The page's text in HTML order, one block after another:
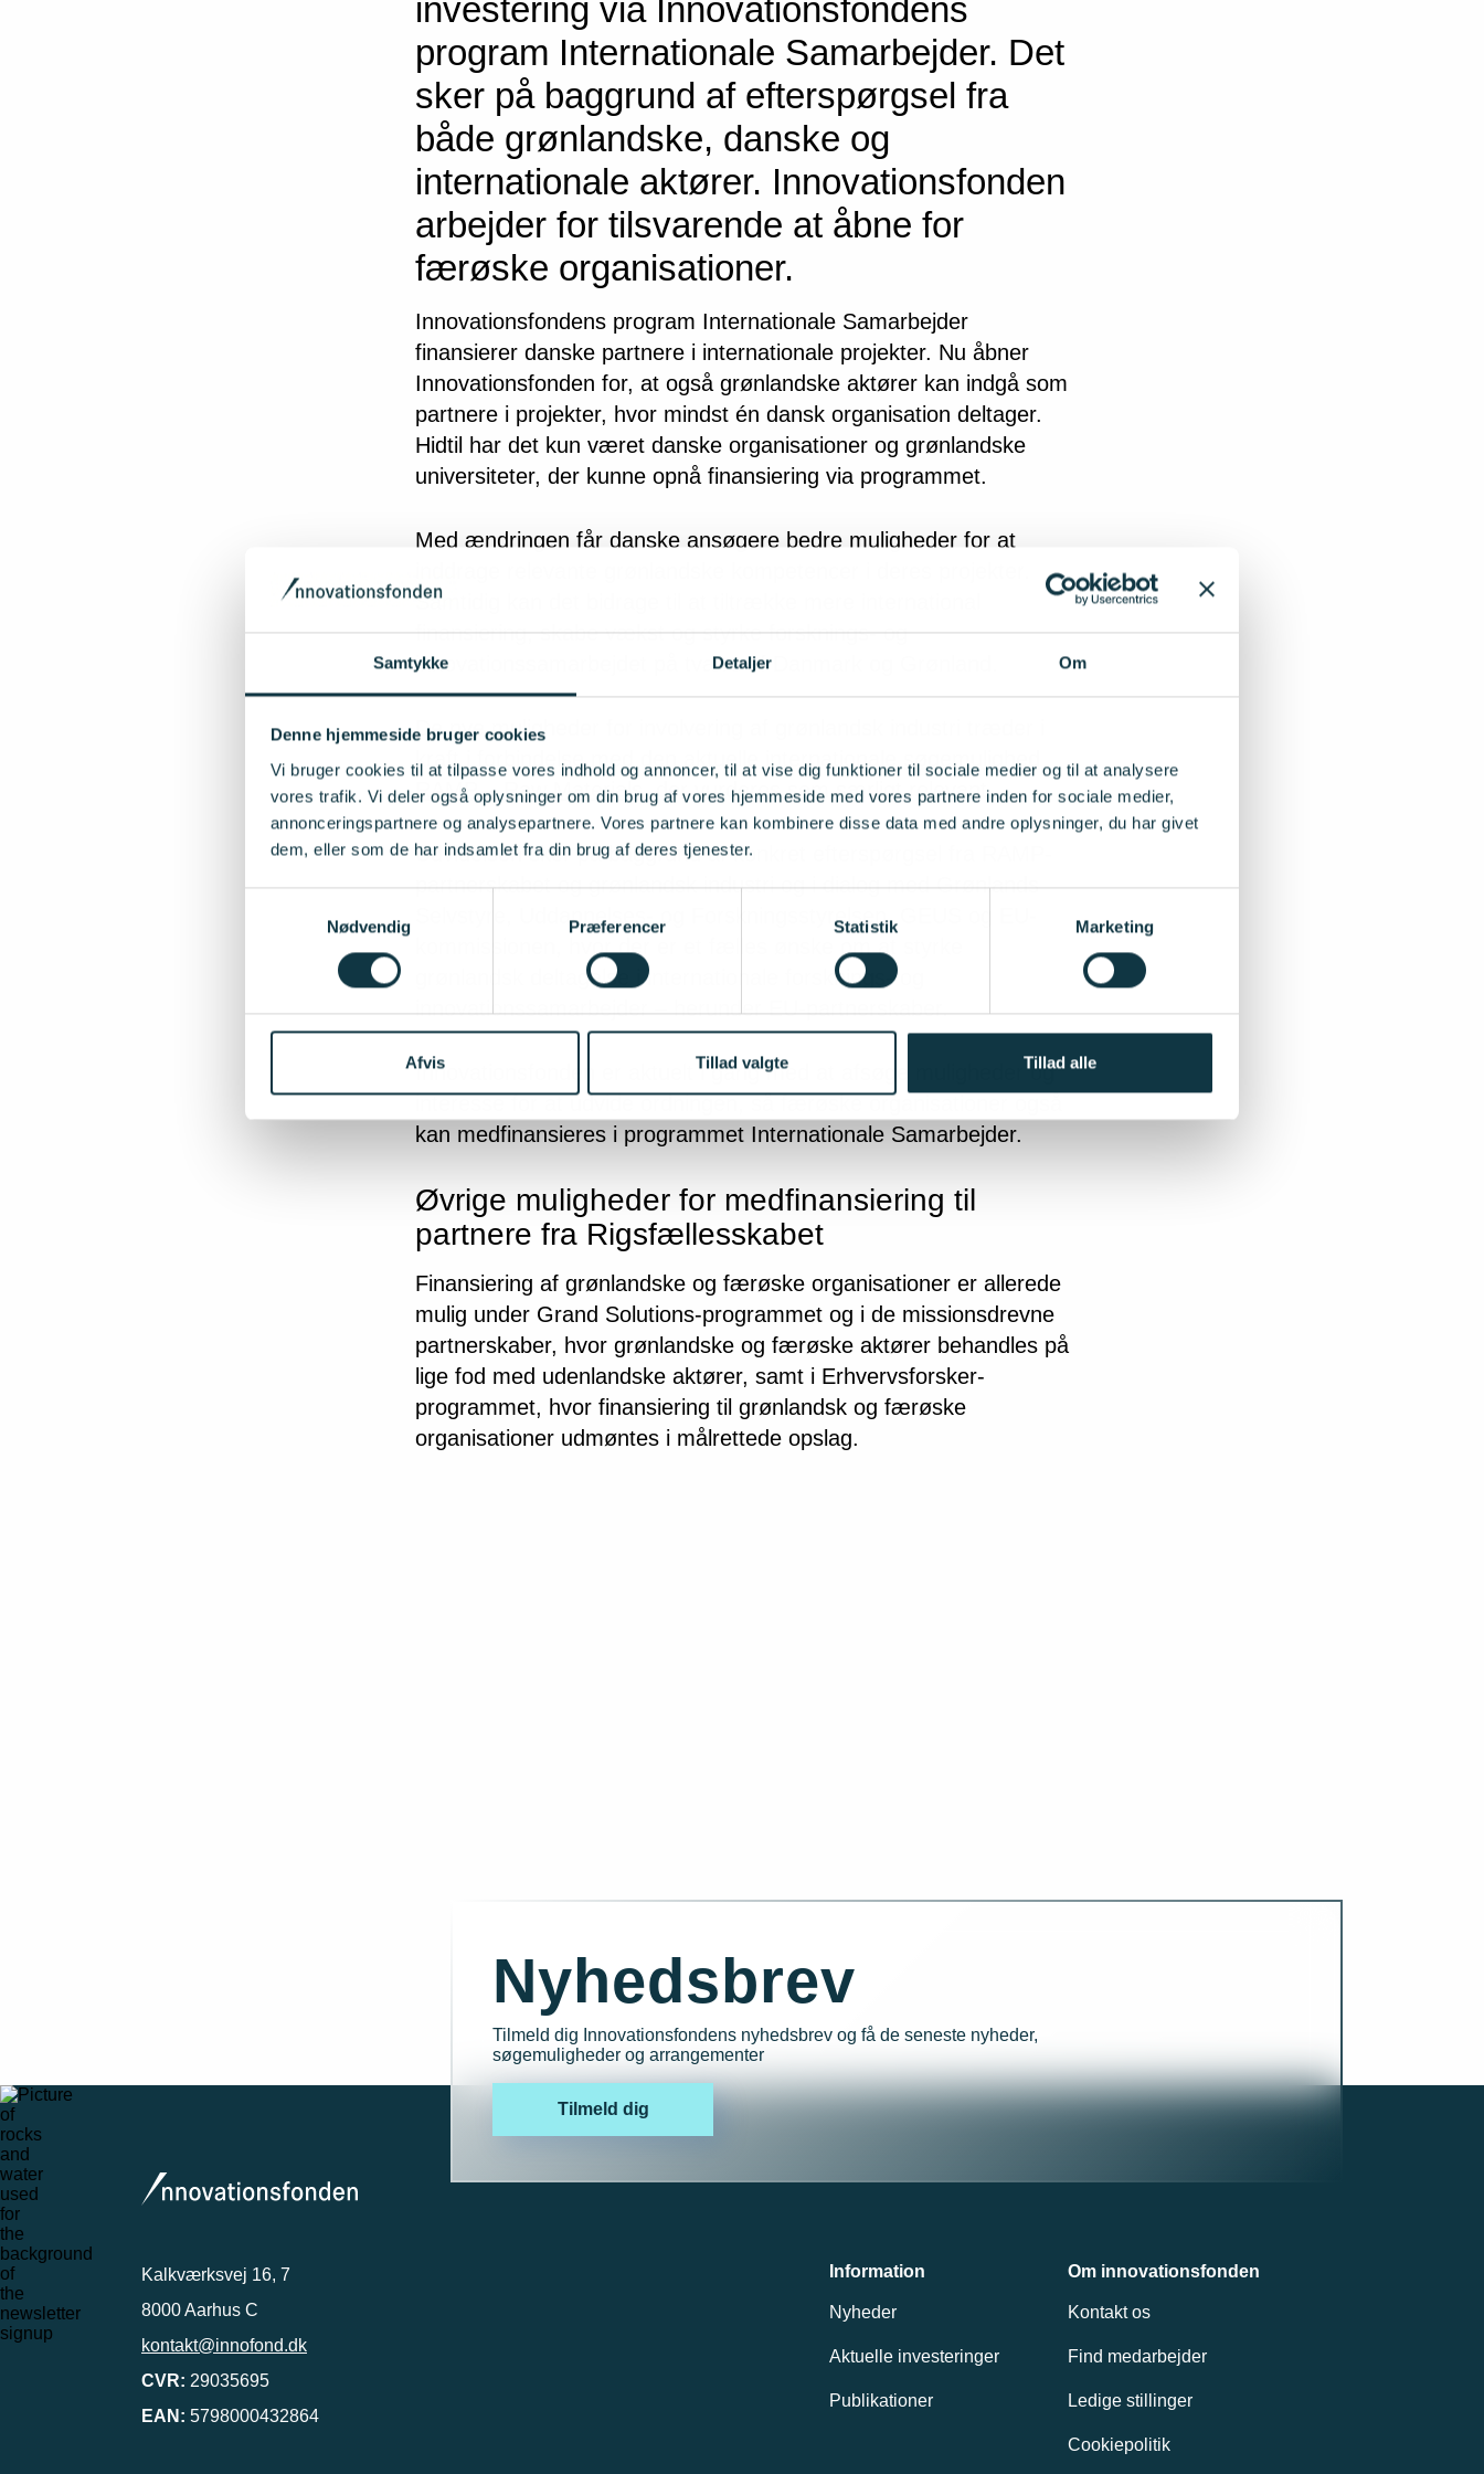
Samtykke Detaljer Om
Denne hjemmeside bruger cookies
Vi bruger cookies til at tilpasse vores indhold og annoncer, til at vise dig funktioner til sociale medier og til at analysere
vores trafik. Vi deler også oplysninger om din brug af vores hjemmeside med vores partnere inden for sociale medier,
annonceringspartnere og analysepartnere. Vores partnere kan kombinere disse data med andre oplysninger, du har givet
dem, eller som de har indsamlet fra din brug af deres tjenester.
Nødvendig
Præferencer Statistik Marketing
Afvis Tillad valgte Tillad alle
investering via Innovationsfondens
program Internationale Samarbejder. Det
sker på baggrund af efterspørgsel fra
både grønlandske, danske og
internationale aktører. Innovationsfonden
arbejder for tilsvarende at åbne for
færøske organisationer.
Innovationsfondens program Internationale Samarbejder
finansierer danske partnere i internationale projekter. Nu åbner
Innovationsfonden for, at også grønlandske aktører kan indgå som
partnere i projekter, hvor mindst én dansk organisation deltager.
Hidtil har det kun været danske organisationer og grønlandske
universiteter, der kunne opnå finansiering via programmet.
Med ændringen får danske ansøgere bedre muligheder for at
Samtidig kan det bidrage til at tiltrække mere international
finansiering, skabe vækst og styrke forsknings- og
innovationssamarbejdet på tværs af Danmark og Grønland.
De nye muligheder for involvering af grønlandsk industri træder i
kraft i forbindelse med den aktuelle internationale
søgemulighed
RAMP – Raw Materials, der vurderes som særligt relevant.
Udvidelsen sker på baggrund af konkret efterspørgsel fra RAMP-
partnerskabet og grønlandsk industri og i dialog med Grønlands
Selvstyre, Uddannelses- og Forskningsstyrelsen, GEUS og EU-
kommissionen, hvor der er et fælles ønske om at styrke
grønlandsk deltagelse i internationale forsknings- og
innovationssamarbejder – herunder EU-partnerskaber.
Innovationsfonden er aktuelt i gang med at afsøge muligheder og
interesse for at udvide ordningen, så færøske organisationer også
kan medfinansieres i programmet Internationale Samarbejder.
Øvrige muligheder for medfinansiering til
partnere fra Rigsfællesskabet
Finansiering af grønlandske og færøske organisationer er allerede
mulig under Grand Solutions-programmet og i de missionsdrevne
partnerskaber, hvor grønlandske og færøske aktører behandles på
lige fod med udenlandske aktører, samt i Erhvervsforsker-
programmet, hvor finansiering til grønlandsk og færøske
organisationer udmøntes i målrettede opslag.
Nyhedsbrev
Tilmeld dig Innovationsfondens nyhedsbrev og få de seneste nyheder,
søgemuligheder og arrangementer
Tilmeld dig
Kalkværksvej 16, 7
8000 Aarhus C
kontakt@innofond.dk
CVR: 29035695
EAN: 5798000432864
Information
Nyheder
Aktuelle investeringer
Publikationer
Om innovationsfonden
Kontakt os
Find medarbejder
Ledige stillinger
Cookiepolitik